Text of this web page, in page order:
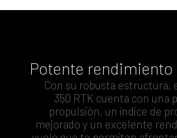
Potente rendimiento
Con su robusta estructura,
350 RTK cuenta con una
propulsión, un índice de
mejorado y un excelente